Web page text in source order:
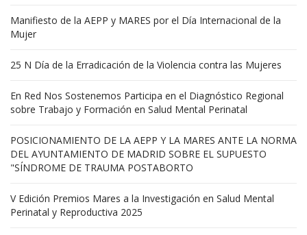
Manifiesto de la AEPP y MARES por el Día Internacional de la
Mujer
25 N Día de la Erradicación de la Violencia contra las Mujeres
En Red Nos Sostenemos Participa en el Diagnóstico Regional
sobre Trabajo y Formación en Salud Mental Perinatal
POSICIONAMIENTO DE LA AEPP Y LA MARES ANTE LA NORMA
DEL AYUNTAMIENTO DE MADRID SOBRE EL SUPUESTO
"SÍNDROME DE TRAUMA POSTABORTO
V Edición Premios Mares a la Investigación en Salud Mental
Perinatal y Reproductiva 2025